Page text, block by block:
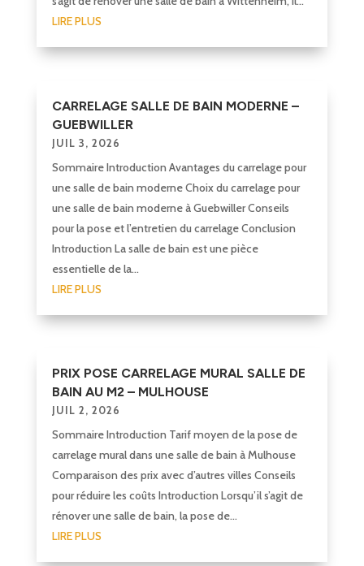
LIRE PLUS
CARRELAGE SALLE DE BAIN MODERNE –
GUEBWILLER
JUIL 3, 2026
Sommaire Introduction Avantages du carrelage pour
une salle de bain moderne Choix du carrelage pour
une salle de bain moderne à Guebwiller Conseils
pour la pose et l’entretien du carrelage Conclusion
Introduction La salle de bain est une pièce
essentielle de la...
LIRE PLUS
PRIX POSE CARRELAGE MURAL SALLE DE
BAIN AU M2 – MULHOUSE
JUIL 2, 2026
Sommaire Introduction Tarif moyen de la pose de
carrelage mural dans une salle de bain à Mulhouse
Comparaison des prix avec d’autres villes Conseils
pour réduire les coûts Introduction Lorsqu’il s’agit de
rénover une salle de bain, la pose de...
LIRE PLUS